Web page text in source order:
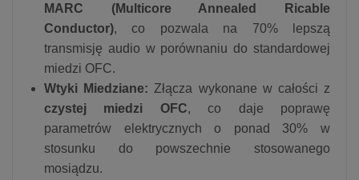
MARC (Multicore Annealed Ricable
Conductor), co pozwala na 70%lepszą
transmisję audio w porównaniu do standardowej
miedzi OFC.
Wtyki Miedziane: Złącza wykonane w całości z
czystej miedzi OFC, co daje poprawę
parametrów elektrycznych o ponad 30% w
stosunku do powszechnie stosowanego
mosiądzu.